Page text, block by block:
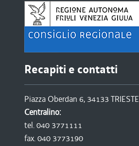
Recapiti e contatti
Piazza Oberdan 6, 34133 TRIESTE
Centralino:
tel. 040 3771111
fax. 040 3773190